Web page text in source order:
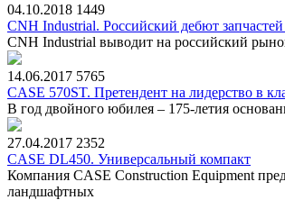
04.10.2018 1449
CNH Industrial. Российский дебют
CNH Industrial выводит на российский
14.06.2017 5765
CASE 570ST. Претендент на лидерство в
В год двойного юбилея – 175-летия
27.04.2017 2352
CASE DL450. Универсальный компакт
Компания CASE Construction Equipment
ландшафтных